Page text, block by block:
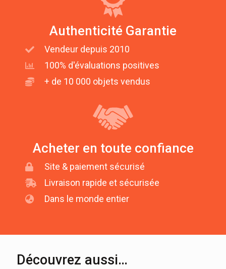
Authenticité Garantie
Vendeur depuis 2010
100% d'évaluations positives
+ de 10 000 objets vendus
Acheter en toute confiance
Site & paiement sécurisé
Livraison rapide et sécurisée
Dans le monde entier
Découvrez aussi…